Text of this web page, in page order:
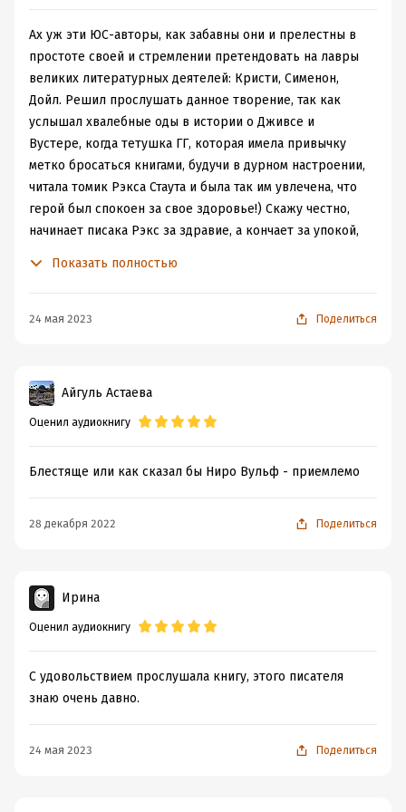
Ах уж эти ЮС-авторы, как забавны они и прелестны в
простоте своей и стремлении претендовать на лавры
великих литературных деятелей: Кристи, Сименон,
Дойл. Решил прослушать данное творение, так как
услышал хвалебные оды в истории о Дживсе и
Вустере, когда тетушка ГГ, которая имела привычку
метко бросаться книгами, будучи в дурном настроении,
читала томик Рэкса Стаута и была так им увлечена, что
герой был спокоен за свое здоровье!) Скажу честно,
начинает писака Рэкс за здравие, а кончает за упокой,
надо читать, а не слушать, чтобы герои были сочнее и
не мни блин, а зефиром он не станет!)
Показать полностью
24 мая 2023 Поделиться
Айгуль Астаева
Оценил аудиокнигу
Блестяще или как сказал бы Ниро Вульф - приемлемо
28 декабря 2022 Поделиться
Ирина
Оценил аудиокнигу
С удовольствием прослушала книгу, этого писателя
знаю очень давно.
24 мая 2023 Поделиться